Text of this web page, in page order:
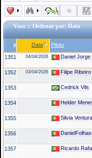
Voos :: Ordenar por: Data
# Data Piloto
1351 04/04/2026 Daniel Jorge
1352 03/04/2026 Filipe Ribeiro
1353 Cedrick Vils
1354 Helder
1355 Silvia Ventura
1356 DanielFolhas
1357 Ricardo